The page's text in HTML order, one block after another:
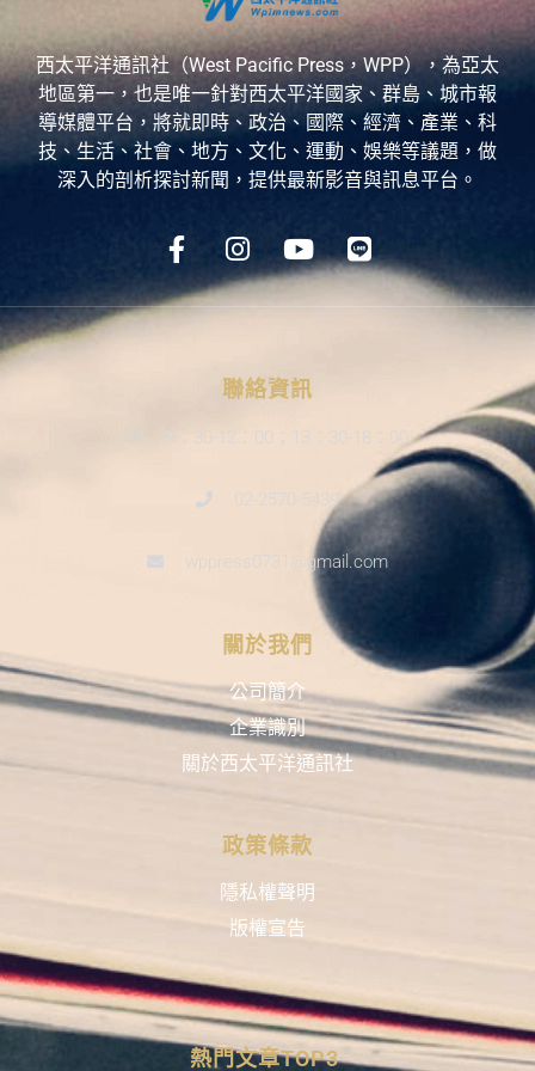
西太平洋通訊社（West Pacific Press，WPP），為亞太
地區第一，也是唯一針對西太平洋國家、群島、城市報
導媒體平台，將就即時、政治、國際、經濟、產業、科
技、生活、社會、地方、文化、運動、娛樂等議題，做
深入的剖析探討新聞，提供最新影音與訊息平台。
聯絡資訊
9：30-12：00；13：30-18：00
02-2570-5439
wppress0731@gmail.com
關於我們
公司簡介
企業識別
關於西太平洋通訊社
政策條款
隱私權聲明
版權宣告
熱門文章TOP3